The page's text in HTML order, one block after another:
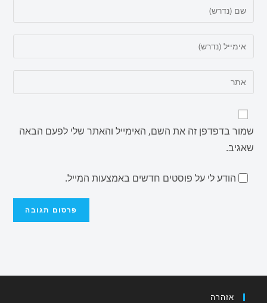
שמור בדפדפן זה את השם, האימייל והאתר שלי לפעם הבאה
שאגיב.
הודע לי על פוסטים חדשים באמצעות המייל.
אזהרה